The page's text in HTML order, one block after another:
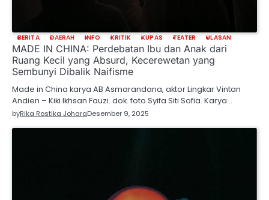
BERITA DAERAH INFO KRITIK KUPAS TEATER ULASAN
MADE IN CHINA: Perdebatan Ibu dan Anak dari
Ruang Kecil yang Absurd, Kecerewetan yang
Sembunyi Dibalik Naifisme
Made in China karya AB Asmarandana, aktor Lingkar Vintan
Andien – Kiki Ikhsan Fauzi. dok. foto Syifa Siti Sofia. Karya…
byRika Rostika JoharaDesember 9, 2025